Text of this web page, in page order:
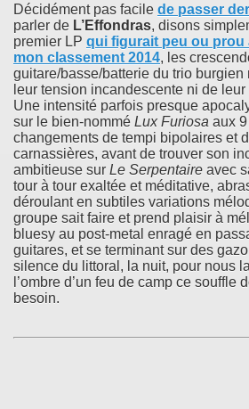
Décidément pas facile de passer
parler de L’Effondras, disons
premier LP qui figurait peu ou prou
mon classement 2014, les
guitare/basse/batterie du trio burgien
leur tension incandescente ni de
Une intensité parfois presque
sur le bien-nommé Lux Furiosa aux
changements de tempi bipolaires et
carnassières, avant de trouver son
ambitieuse sur Le Serpentaire avec
tour à tour exaltée et méditative,
déroulant en subtiles variations
groupe sait faire et prend plaisir à
bluesy au post-metal enragé en
guitares, et se terminant sur des
silence du littoral, la nuit, pour nous
l’ombre d’un feu de camp ce souffle
besoin.